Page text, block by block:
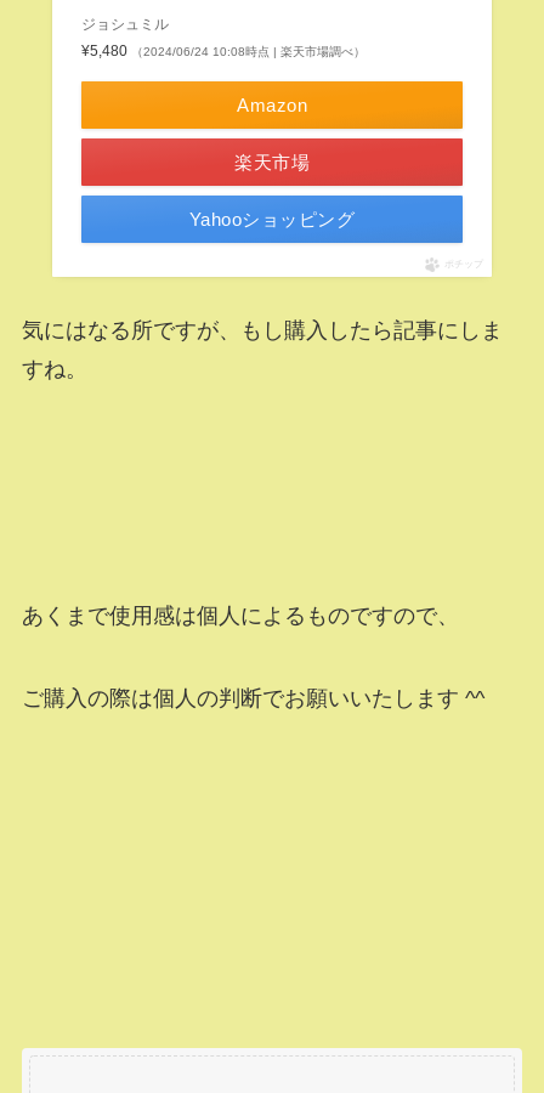
ジョシュミル
¥5,480
（2024/06/24 10:08時点 | 楽天市場調べ）
Amazon
楽天市場
Yahooショッピング
ポチップ
気にはなる所ですが、もし購入したら記事にしま
すね。
あくまで使用感は個人によるものですので、
ご購入の際は個人の判断でお願いいたします ^^